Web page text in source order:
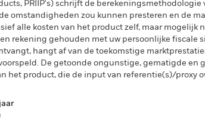
PRIIP's) schrijft de
omstandigheden zou kunnen presteren en de
alle kosten van het product zelf, maar mogelijk
rekening gehouden met uw persoonlijke fiscale
hangt af van de toekomstige
De getoonde ongunstige, gematigde en
het product, die de input van referentie(s)/proxy